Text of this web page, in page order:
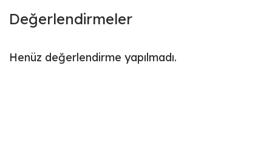
Değerlendirmeler
Henüz değerlendirme yapılmadı.